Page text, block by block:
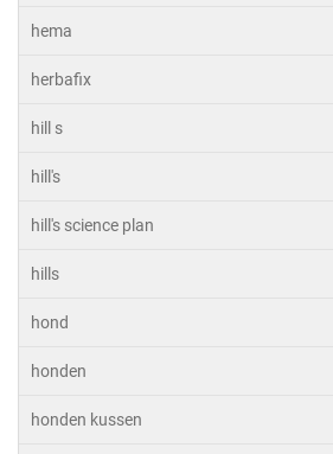
hema
herbafix
hill s
hill's
hill's science plan
hills
hond
honden
honden kussen